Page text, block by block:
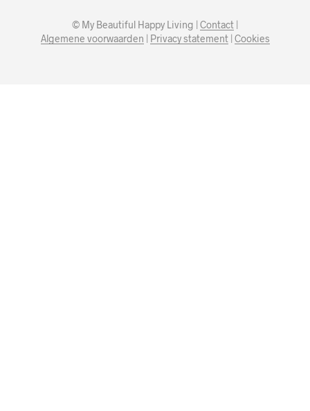
© My Beautiful Happy Living | Contact |
Algemene voorwaarden | Privacy statement| Cookies